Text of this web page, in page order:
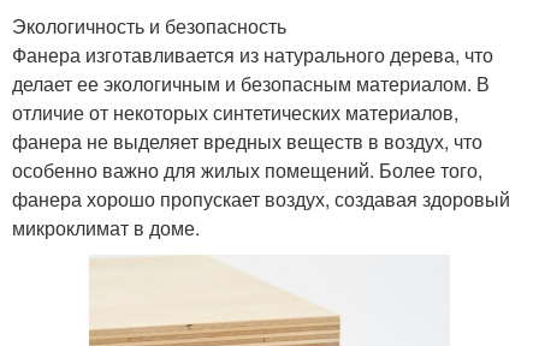
Экологичность и безопасность
Фанера изготавливается из натурального дерева, что
делает ее экологичным и безопасным материалом. В
отличие от некоторых синтетических материалов,
фанера не выделяет вредных веществ в воздух, что
особенно важно для жилых помещений. Более того,
фанера хорошо пропускает воздух, создавая здоровый
микроклимат в доме.